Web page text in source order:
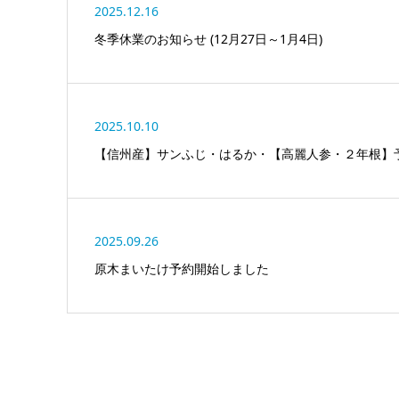
2025.12.16
冬季休業のお知らせ (12月27日～1月4日)
2025.10.10
【信州産】サンふじ・はるか・【高麗人参・２年根
2025.09.26
原木まいたけ予約開始しました